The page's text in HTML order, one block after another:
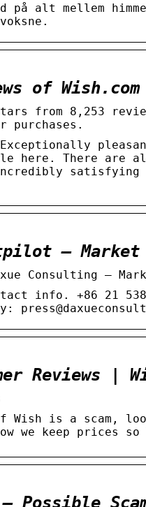
på alt mellem
of
from 8,253
here. There are
satisfying
– Market
Consulting –
info. +86 21
Reviews |
is a scam,
we keep prices so
– Possible